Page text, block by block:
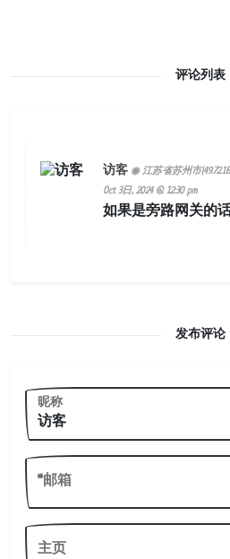
评论列表
访客 ◉ 江苏省苏州市
Oct 3日, 2024 @ 12:30 pm
如果是旁路网关的
发布评论
昵称
*邮箱
主页